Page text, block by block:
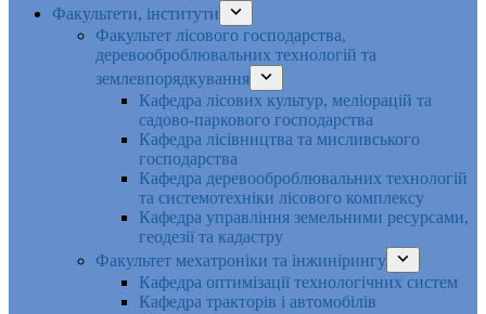
Факультети, інститути
Факультет лісового господарства,
деревооброблювальних технологій та
землевпорядкування
Кафедра лісових культур, меліорацій та
садово-паркового господарства
Кафедра лісівництва та мисливського
господарства
Кафедра деревооброблювальних технологій
та системотехніки лісового комплексу
Кафедра управління земельними ресурсами,
геодезії та кадастру
Факультет мехатроніки та інжинірингу
Кафедра оптимізації технологічних систем
Кафедра тракторів і автомобілів